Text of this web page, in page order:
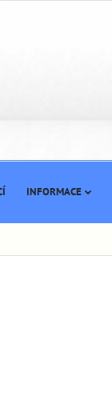
INFORMACE